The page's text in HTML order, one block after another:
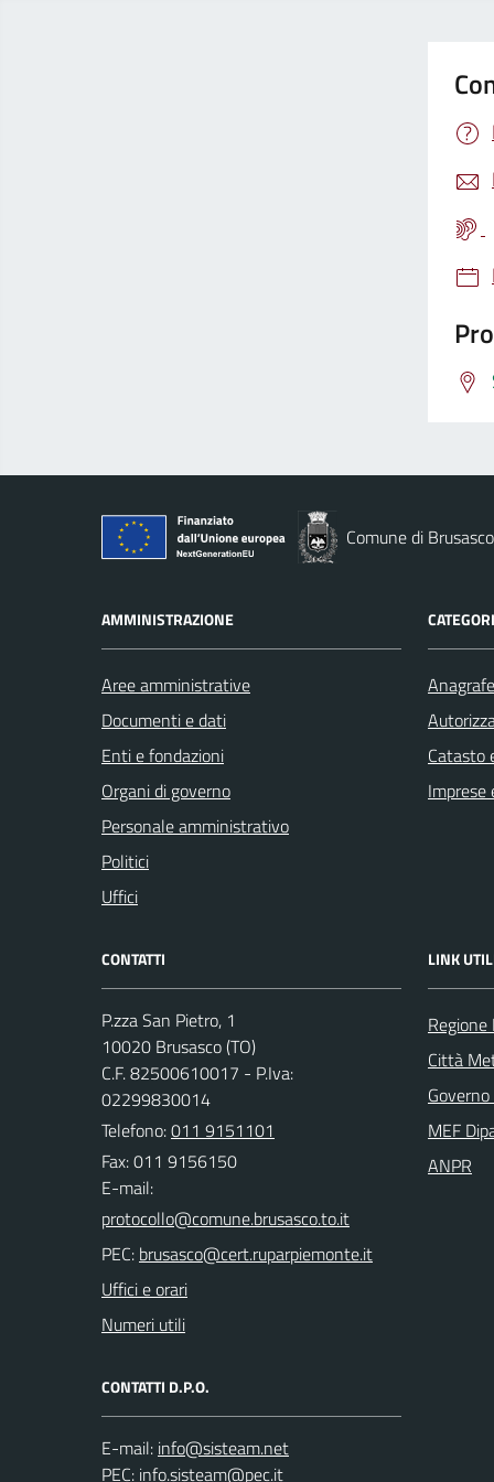
Comune di Brusasco
AMMINISTRAZIONE
Aree amministrative
Documenti e dati
Enti e fondazioni
Organi di governo
Personale amministrativo
Politici
Uffici
Catasto
Imprese
CONTATTI
P.zza San Pietro, 1
10020 Brusasco (TO)
C.F. 82500610017 - P.Iva:
02299830014
Telefono:011 9151101
Fax: 011 9156150
E-mail:
PEC:
Uffici e orari
Numeri utili
CONTATTI D.P.O.
E-mail:
PEC:
LINK
Città
MEF
ANPR